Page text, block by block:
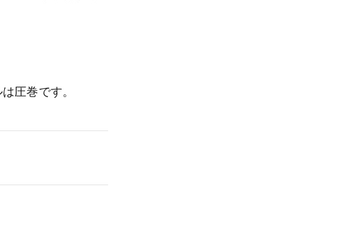
圧巻です。